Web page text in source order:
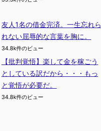
友人1名の借金完済。一生忘れら
れない屈辱的な言葉を胸に。
34.8k件のビュー
【批判覚悟】楽して金を稼ごう
としている訳だから・・・もっ
と覚悟が必要だ。
34.8k件のビュー